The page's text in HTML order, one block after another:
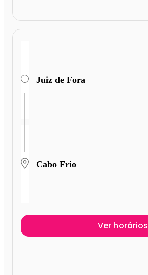
Juiz de Fora
Cabo Frio
Ver horários